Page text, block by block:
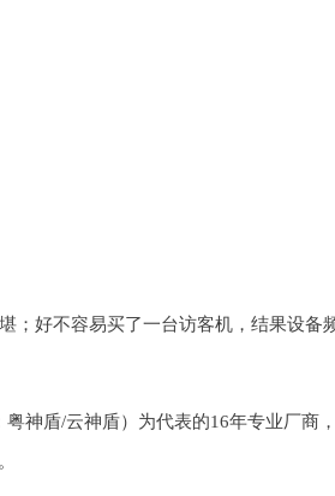
好不容易买了一台访客机，结果设备
神盾/云神盾）为代表的16年专业厂商